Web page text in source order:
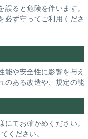
ると危険を伴います。
必ず守ってご利用くださ
能や安全性に影響を与え
のある改造や、規定の能
てお確かめください。
ください。